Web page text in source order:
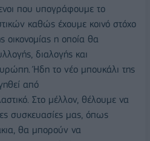
που υπογράφουμε το
καθώς έχουμε κοινό στόχο
οικονομίας η οποία θα
διαλογής και
Ήδη το νέο μπουκάλι της
από
Στο μέλλον, θέλουμε να
συσκευασίες μας, όπως
θα μπορούν να